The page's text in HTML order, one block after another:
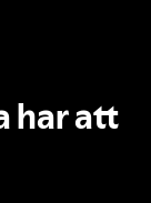
har att